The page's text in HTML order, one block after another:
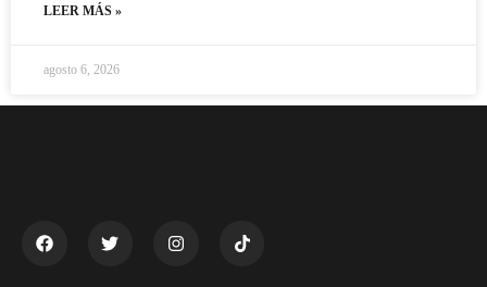
LEER MÁS »
agosto 6, 2026